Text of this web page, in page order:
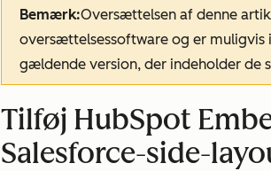
Bemærk:Oversættelsen af denne
oversættelsessoftware og er muligvis
gældende version, der indeholder de
Tilføj HubSpot
Salesforce-side-